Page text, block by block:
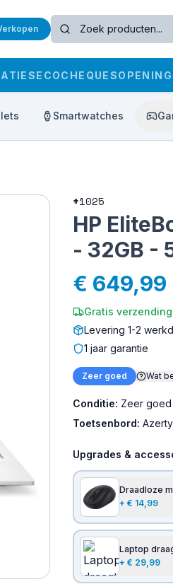
ECOCHEQUES
Smartwatches
#1025
HP
- 32GB -
€ 649,99
Gratis verzending
Levering 1-2
1 jaar garantie
Zeer goed Wat
Conditie: Zeer goed
Toetsenbord: Azerty
Upgrades &
Draadloze
+ € 14,99
Laptop
+ € 29,99